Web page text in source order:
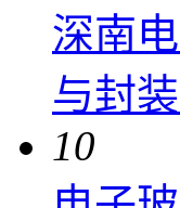
深南
与封
10